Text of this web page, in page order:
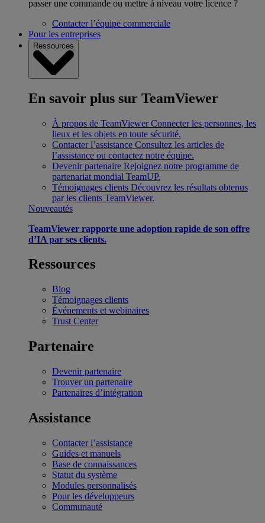
passer une commande ou mettre à niveau votre licence ?
Contacter l’équipe commerciale
Pour les entreprises
Ressources
En savoir plus sur TeamViewer
À propos de TeamViewer Connecter les personnes, les
lieux et les objets en toute sécurité.
Contacter l’assistance Consultez les articles de
l’assistance ou contactez notre équipe.
Devenir partenaire Rejoignez notre programme de
partenariat mondial TeamUP.
Témoignages clients Découvrez les résultats obtenus
par les clients TeamViewer.
Nouveautés
TeamViewer rapporte une adoption rapide de son offre
d’IA par ses clients.
Ressources
Blog
Témoignages clients
Événements et webinaires
Trust Center
Partenaire
Devenir partenaire
Trouver un partenaire
Partenaires d’intégration
Assistance
Contacter l’assistance
Guides et manuels
Base de connaissances
Statut du système
Modules personnalisés
Pour les développeurs
Communauté